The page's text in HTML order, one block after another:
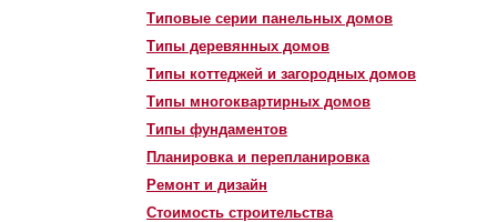
Типовые серии панельных домов
Типы деревянных домов
Типы коттеджей и загородных домов
Типы многоквартирных домов
Типы фундаментов
Планировка и перепланировка
Ремонт и дизайн
Стоимость строительства